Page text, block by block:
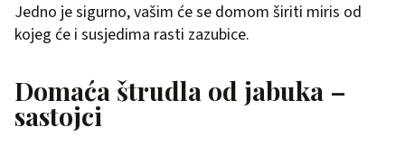
Jedno je sigurno, vašim će se domom širiti miris od
kojeg će i susjedima rasti zazubice.
Domaća štrudla od jabuka –
sastojci